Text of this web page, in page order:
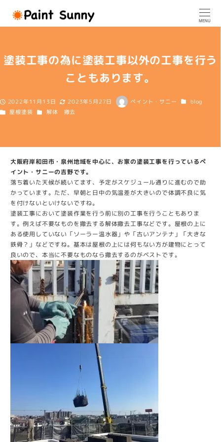
ン
テ
移
動
MENU
塗装工事の為に塗装工事以外の工事を行う
こともあります。
投稿日
2022年11月13日
更新日
2023年5月27日
著
ペイント・サニー カテゴリー
blog
カテゴリー
屋根塗装 カテゴリー
解体 撤去
大阪府岸和田市・泉州地域を中心に、お家の塗装工事を行っているペ
イント・サニーの吉野です。
落ち着いた天候が続いてます、予定がスケジュール通りに進むので助
かっています。ただ、早朝と日中の気温差が大きいので体調不良に気
を付けないといけないですね。
塗装工事において塗装作業を行う前に別の工事を行うこともありま
す。例えば不要なものを撤去する解体撤去工事などです。屋根の上に
ある使用していない「ソーラー温水器」や「古いアンテナ」「大きな
鉄骨？」などですね。基本は屋根の上には何もない方が建物にとって
良いので、本当に不要なものなら撤去するのがベストです。